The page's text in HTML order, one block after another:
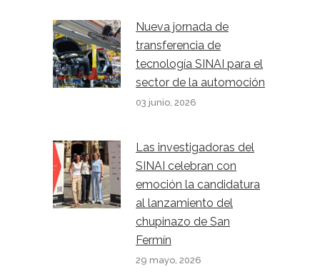
Nueva jornada de
transferencia de
tecnología SINAI para el
sector de la automoción
03 junio, 2026
Las investigadoras del
SINAI celebran con
emoción la candidatura
al lanzamiento del
chupinazo de San
Fermín
29 mayo, 2026